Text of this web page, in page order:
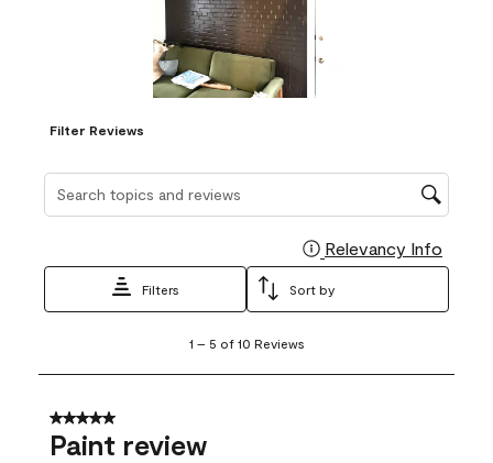
Filter Reviews
Relevancy Info
Filters Sort by
5
10
Reviews
1 – 5 of 10 Reviews
5 out of 5 stars.
Paint review